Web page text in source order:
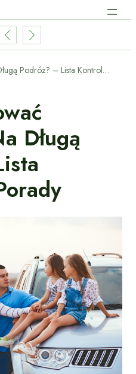
Stan I Wymienić?
Jak Przygotować Samochód na Długą Podróż? – Lista Kontrolna i Porady
Długą